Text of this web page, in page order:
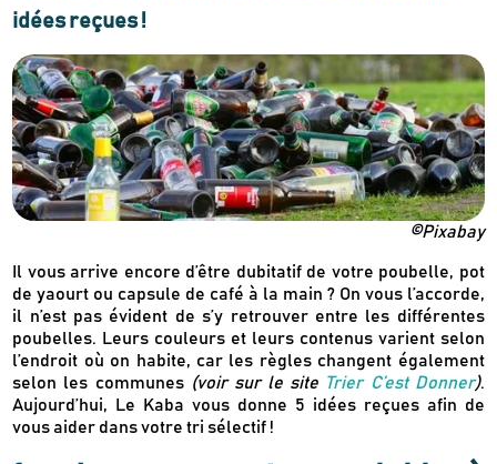
idées reçues !
©Pixabay
Il vous arrive encore d’être dubitatif de votre poubelle, pot
de yaourt ou capsule de café à la main ? On vous l’accorde,
il n’est pas évident de s’y retrouver entre les différentes
poubelles. Leurs couleurs et leurs contenus varient selon
l’endroit où on habite, car les règles changent également
selon les communes (voir sur le site Trier C’est Donner).
Aujourd’hui, Le Kaba vous donne 5 idées reçues afin de
vous aider dans votre tri sélectif !